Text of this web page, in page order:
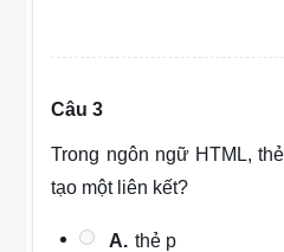
Câu 3
Trong ngôn ngữ HTML,
tạo một liên kết?
A. thẻ p